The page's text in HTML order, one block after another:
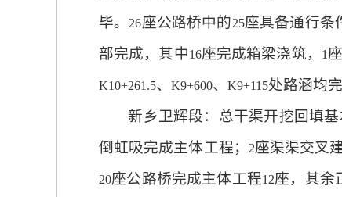
毕。
26座公路桥中的25座具备通行条
部完成，其中16座完成箱梁浇筑， 1
K10+261.5、 K9+600、 K9+115处路涵均
新乡卫辉段：总干渠开挖回填
倒虹吸完成主体工程；
2座渠渠交叉
20座公路桥完成主体工程12座，其余